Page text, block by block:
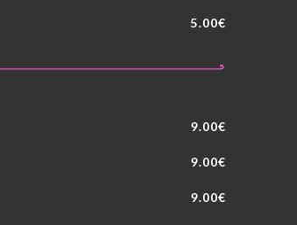
5.00€
9.00€
9.00€
9.00€